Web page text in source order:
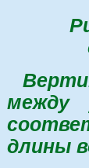
между
длины